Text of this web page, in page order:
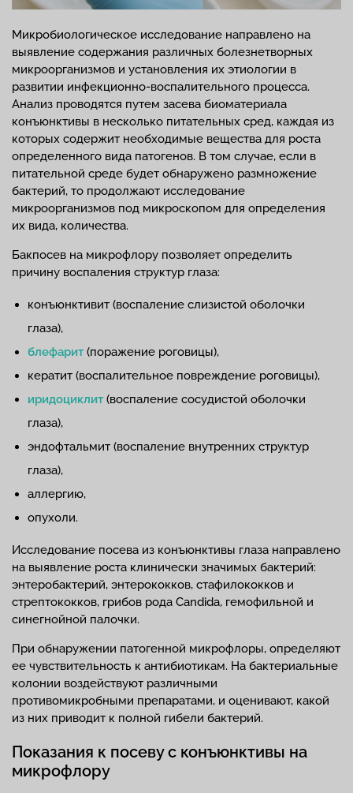
Микробиологическое исследование направлено на
выявление содержания различных болезнетворных
микроорганизмов и установления их этиологии в
развитии инфекционно-воспалительного процесса.
Анализ проводятся путем засева биоматериала
конъюнктивы в несколько питательных сред, каждая из
которых содержит необходимые вещества для роста
определенного вида патогенов. В том случае, если в
питательной среде будет обнаружено размножение
бактерий, то продолжают исследование
микроорганизмов под микроскопом для определения
их вида, количества.
Бакпосев на микрофлору позволяет определить
причину воспаления структур глаза:
конъюнктивит (воспаление слизистой оболочки
глаза),
блефарит (поражение роговицы),
кератит (воспалительное повреждение роговицы),
иридоциклит (воспаление сосудистой оболочки
глаза),
эндофтальмит (воспаление внутренних структур
глаза),
аллергию,
опухоли.
Исследование посева из конъюнктивы глаза направлено
на выявление роста клинически значимых бактерий:
энтеробактерий, энтерококков, стафилококков и
стрептококков, грибов рода Candida, гемофильной и
синегнойной палочки.
При обнаружении патогенной микрофлоры, определяют
ее чувствительность к антибиотикам. На бактериальные
колонии воздействуют различными
противомикробными препаратами, и оценивают, какой
из них приводит к полной гибели бактерий.
Показания к посеву с конъюнктивы на
микрофлору